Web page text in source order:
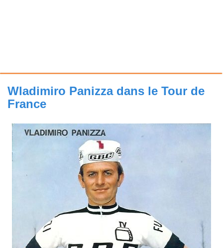
Wladimiro Panizza dans le Tour de
France